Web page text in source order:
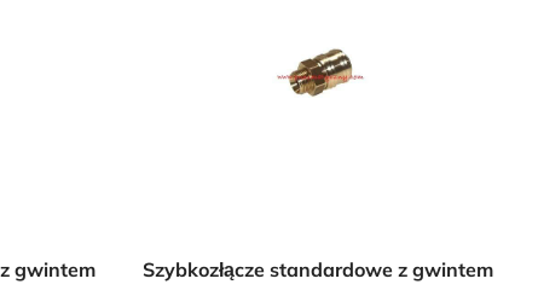
gwintem
Szybkozłącze standardowe z gwintem